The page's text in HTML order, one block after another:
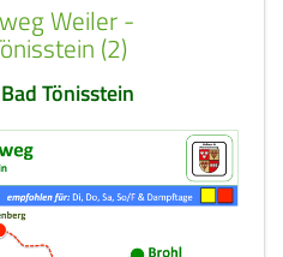
Weiler -
(2)
Tönisstein